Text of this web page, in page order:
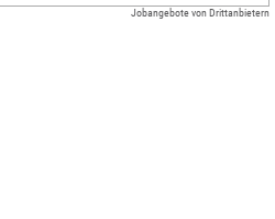
Jobangebote von Drittanbietern